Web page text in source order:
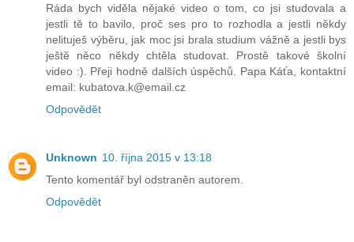
Ráda bych viděla nějaké video o tom, co jsi studovala a
jestli tě to bavilo, proč ses pro to rozhodla a jestli někdy
nelituješ výběru, jak moc jsi brala studium vážně a jestli bys
ještě něco někdy chtěla studovat. Prostě takové školní
video :). Přeji hodně dalších úspěchů. Papa Káťa, kontaktní
email: kubatova.k@email.cz
Odpovědět
Unknown 10. října 2015 v 13:18
Tento komentář byl odstraněn autorem.
Odpovědět